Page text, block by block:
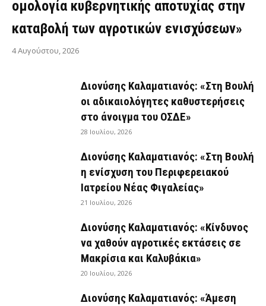
ομολογία κυβερνητικής αποτυχίας στην
καταβολή των αγροτικών ενισχύσεων»
4 Αυγούστου, 2026
Διονύσης Καλαματιανός: «Στη Βουλή
οι αδικαιολόγητες καθυστερήσεις
στο άνοιγμα του ΟΣΔΕ»
28 Ιουλίου, 2026
Διονύσης Καλαματιανός: «Στη Βουλή
η ενίσχυση του Περιφερειακού
Ιατρείου Νέας Φιγαλείας»
21 Ιουλίου, 2026
Διονύσης Καλαματιανός: «Κίνδυνος
να χαθούν αγροτικές εκτάσεις σε
Μακρίσια και Καλυβάκια»
20 Ιουλίου, 2026
Διονύσης Καλαματιανός: «Άμεση